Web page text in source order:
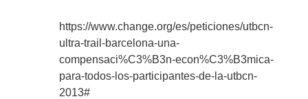
https://www.change.org/es/peticiones/utbcn-
ultra-trail-barcelona-una-
compensaci%C3%B3n-econ%C3%B3mica-
para-todos-los-participantes-de-la-utbcn-
2013#